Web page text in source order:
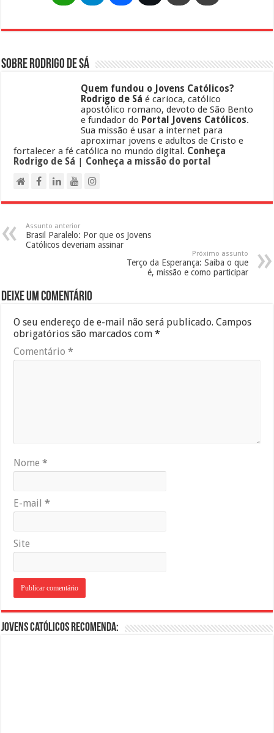
Sobre Rodrigo de Sá
Quem fundou o Jovens Católicos?
Rodrigo de Sá é carioca, católico
apostólico romano, devoto de São Bento
e fundador do Portal Jovens Católicos.
Sua missão é usar a internet para
aproximar jovens e adultos de Cristo e
fortalecer a fé católica no mundo digital. Conheça
Rodrigo de Sá | Conheça a missão do portal
Assunto anterior
Brasil Paralelo: Por que os Jovens
Católicos deveriam assinar
Próximo assunto
Terço da Esperança: Saiba o que
é, missão e como participar
Deixe um comentário
O seu endereço de e-mail não será publicado. Campos
obrigatórios são marcados com*
Comentário*
Nome*
E-mail*
Site
Jovens Católicos Recomenda: